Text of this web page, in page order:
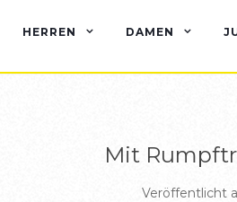
HERREN DAMEN
Mit
Veröffentlicht